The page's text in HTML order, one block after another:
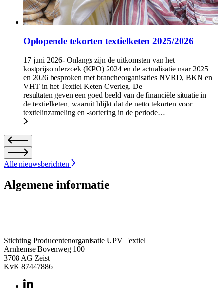
Oplopende tekorten textielketen 2025/2026
17 juni 2026- Onlangs zijn de uitkomsten van het
kostprijsonderzoek (KPO) 2024 en de actualisatie naar 2025
en 2026 besproken met brancheorganisaties NVRD, BKN en
VHT in het Textiel Keten Overleg. De
resultaten geven een goed beeld van de financiële situatie in
de textielketen, waaruit blijkt dat de netto tekorten voor
textielinzameling en -sortering in de periode…
Alle nieuwsberichten
Algemene informatie
Stichting Producentenorganisatie UPV Textiel
Arnhemse Bovenweg 100
3708 AG Zeist
KvK 87447886